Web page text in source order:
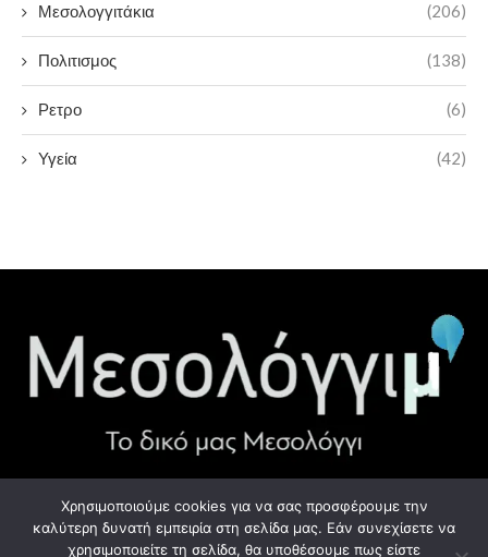
Μεσολογγιτάκια (206)
Πολιτισμος (138)
Ρετρο (6)
Υγεία (42)
ΧΡΉΣΙΜΑ LINK
Χρησιμοποιούμε cookies για να σας προσφέρουμε την
καλύτερη δυνατή εμπειρία στη σελίδα μας. Εάν συνεχίσετε να
χρησιμοποιείτε τη σελίδα, θα υποθέσουμε πως είστε